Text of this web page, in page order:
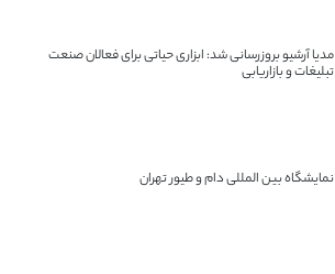
مدیا آرشیو بروزرسانی شد: ابزاری حیاتی برای فعالان صنعت
تبلیغات و بازاریابی
نمایشگاه بین المللی دام و طیور تهران